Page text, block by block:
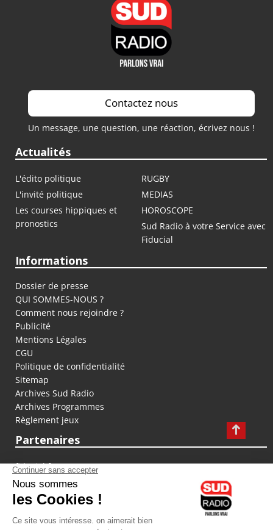
Contactez nous
Un message, une question, une réaction, écrivez nous !
Actualités
L'édito politique
RUGBY
L'invité politique
MEDIAS
Les courses hippiques et
pronostics
HOROSCOPE
Sud Radio à votre Service avec
Fiducial
Informations
Dossier de presse
QUI SOMMES-NOUS ?
Comment nous rejoindre ?
Publicité
Mentions Légales
CGU
Politique de confidentialité
Sitemap
Archives Sud Radio
Archives Programmes
Règlement jeux
Partenaires
fiducial.fr
lyoncapitale.fr
olympique-et-lyonnais.com
L'application Iphone / Android